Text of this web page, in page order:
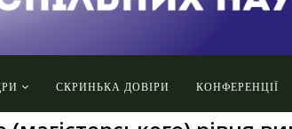
СКРИНЬКА ДОВІРИ КОНФЕРЕНЦІЇ